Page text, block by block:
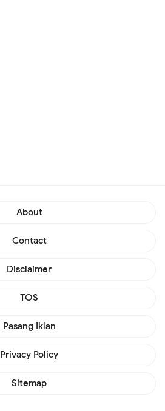
About
Contact
Disclaimer
TOS
Pasang Iklan
Privacy Policy
Sitemap